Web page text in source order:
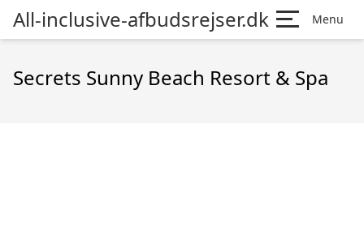
All-inclusive-afbudsrejser.dk Menu
Secrets Sunny Beach Resort & Spa